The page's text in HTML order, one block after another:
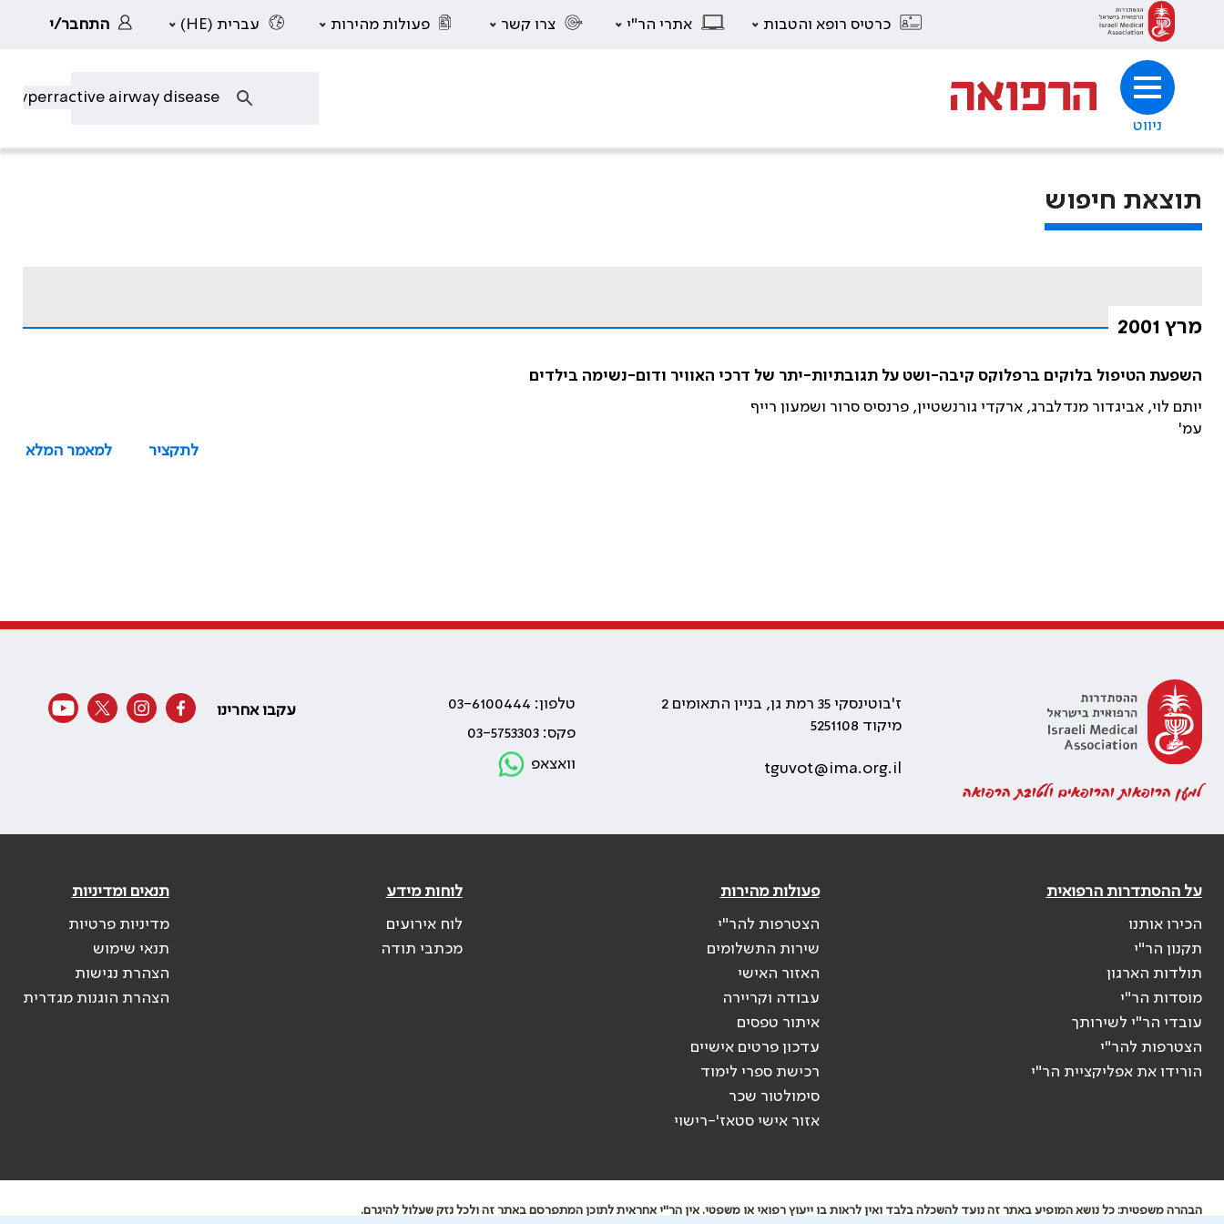
כרטיס רופא והטבות אתרי הר"י צרו קשר פעולות מהירות עברית (HE) התחבר/י
ניווט
תוצאת חיפוש
מרץ 2001
השפעת הטיפול בלוקים ברפלוקס קיבה-ושט על תגובתיות-יתר של דרכי האוויר ודום-נשימה בילדים
יותם לוי, אביגדור מנדלברג, ארקדי גורנשטיין, פרנסיס סרור ושמעון רייף
עמ'
לתקציר
למאמר המלא
למען הרופאות והרופאים ולטובת הרפואה
ז'בוטינסקי 35 רמת גן, בניין התאומים 2
מיקוד 5251108
tguvot@ima.org.il
טלפון: 03-6100444
פקס: 03-5753303
וואצאפ
עקבו אחרינו
על ההסתדרות הרפואית
הכירו אותנו
תקנון הר"י
תולדות הארגון
מוסדות הר"י
עובדי הר"י לשירותך
הצטרפות להר"י
הורידו את אפליקציית הר"י
פעולות מהירות
הצטרפות להר"י
שירות התשלומים
האזור האישי
עבודה וקריירה
איתור טפסים
עדכון פרטים אישיים
רכישת ספרי לימוד
סימולטור שכר
אזור אישי סטאז'-רישוי
לוחות מידע
לוח אירועים
מכתבי תודה
תנאים ומדיניות
מדיניות פרטיות
תנאי שימוש
הצהרת נגישות
הצהרת הוגנות מגדרית
הבהרה משפטית: כל נושא המופיע באתר זה נועד להשכלה בלבד ואין לראות בו ייעוץ רפואי או משפטי. אין הר"י אחראית לתוכן המתפרסם באתר זה ולכל נזק שעלול להיגרם.